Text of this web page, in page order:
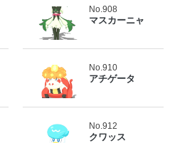
No.908
マスカーニャ
No.910
アチゲータ
No.912
クワッス